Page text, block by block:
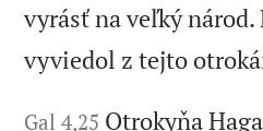
vyrásť na veľký
vyviedol z tejto
Gal 4,25 Otrokyňa